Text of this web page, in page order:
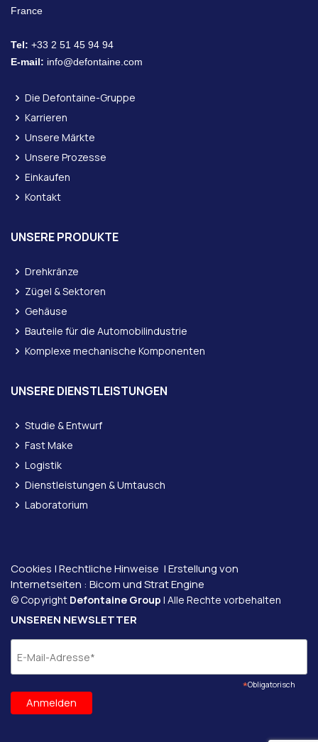
France
Tel: +33 2 51 45 94 94
E-mail: info@defontaine.com
Die Defontaine-Gruppe
Karrieren
Unsere Märkte
Unsere Prozesse
Einkaufen
Kontakt
UNSERE PRODUKTE
Drehkränze
Zügel & Sektoren
Gehäuse
Bauteile für die Automobilindustrie
Komplexe mechanische Komponenten
UNSERE DIENSTLEISTUNGEN
Studie & Entwurf
Fast Make
Logistik
Dienstleistungen & Umtausch
Laboratorium
Cookies |Rechtliche Hinweise | Erstellung von
Internetseiten : Bicom undStrat Engine
© Copyright Defontaine Group | Alle Rechte vorbehalten
UNSEREN NEWSLETTER
*Obligatorisch